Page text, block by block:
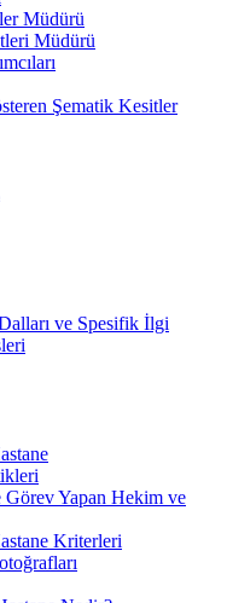
Müdürü
Müdürü
Şematik Kesitler
ve Spesifik İlgi
Görev Yapan Hekim ve
Kriterleri